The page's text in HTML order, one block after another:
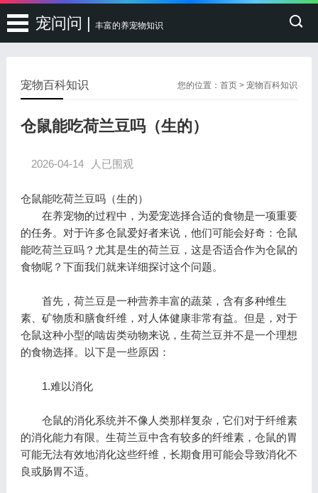
宠问问 | 丰富的养宠物知识
您的位置：首页 >宠物百科知识
宠物百科知识
仓鼠能吃荷兰豆吗（生的）
2026-04-14 人已围观
仓鼠能吃荷兰豆吗（生的）
在养宠物的过程中，为爱宠选择合适的食物是一项重要
的任务。对于许多仓鼠爱好者来说，他们可能会好奇：仓鼠
能吃荷兰豆吗？尤其是生的荷兰豆，这是否适合作为仓鼠的
食物呢？下面我们就来详细探讨这个问题。
首先，荷兰豆是一种营养丰富的蔬菜，含有多种维生
素、矿物质和膳食纤维，对人体健康非常有益。但是，对于
仓鼠这种小型的啮齿类动物来说，生荷兰豆并不是一个理想
的食物选择。以下是一些原因：
1.难以消化
仓鼠的消化系统并不像人类那样复杂，它们对于纤维素
的消化能力有限。生荷兰豆中含有较多的纤维素，仓鼠的胃
可能无法有效地消化这些纤维，长期食用可能会导致消化不
良或肠胃不适。